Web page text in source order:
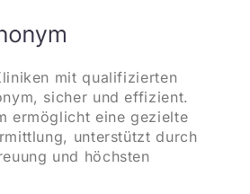
mit qualifizierten
sicher und effizient.
ermöglicht eine gezielte
unterstützt durch
und höchsten